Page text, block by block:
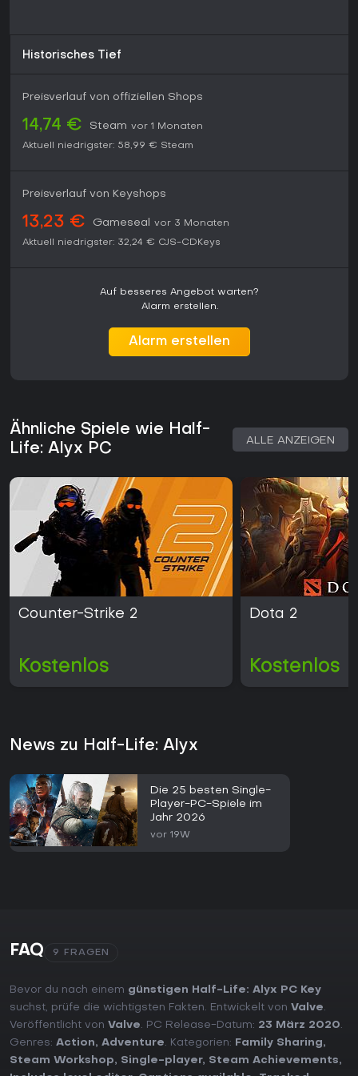
Historisches Tief
Preisverlauf von offiziellen Shops
14,74 € Steam vor 1 Monaten
Aktuell niedrigster: 58,99 € Steam
Preisverlauf von Keyshops
13,23 € Gameseal
vor 3 Monaten
Aktuell niedrigster: 32,24 € CJS-CDKeys
Auf besseres Angebot warten?
Alarm erstellen.
Alarm erstellen
Ähnliche Spiele wie Half-
Life: Alyx PC
ALLE ANZEIGEN
Counter-Strike 2
Kostenlos
Dota 2
Kostenlos
News zu Half-Life: Alyx
Die 25 besten Single-
Player-PC-Spiele im
Jahr 2026
vor 19W
FAQ 9 FRAGEN
Bevor du nach einem günstigen Half-Life: Alyx PC Key
suchst, prüfe die wichtigsten Fakten. Entwickelt von Valve.
Veröffentlicht von Valve. PC Release-Datum: 23 März 2020.
Genres: Action, Adventure. Kategorien: Family Sharing,
Steam Workshop, Single-player, Steam Achievements,